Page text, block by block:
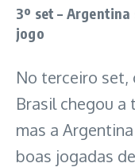
3º set –
jogo
No terceiro set,
Brasil chegou a
mas a
boas jogadas de